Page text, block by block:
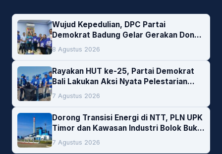
Wujud Kepedulian, DPC Partai
Demokrat Badung Gelar Gerakan Donor
Darah
8 Agustus 2026
Rayakan HUT ke-25, Partai Demokrat
Bali Lakukan Aksi Nyata Pelestarian
Lingkungan
7 Agustus 2026
Dorong Transisi Energi di NTT, PLN UPK
Timor dan Kawasan Industri Bolok Buka
Peluang Investasi Woodchip untuk
Cofiring PLTU Bolok
7 Agustus 2026